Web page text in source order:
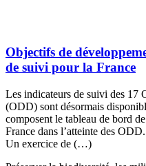
Objectifs de
de suivi pour la France
Les indicateurs de suivi des 17
(ODD) sont désormais
composent le tableau de bord
France dans l’atteinte des ODD.
Un exercice de (…)